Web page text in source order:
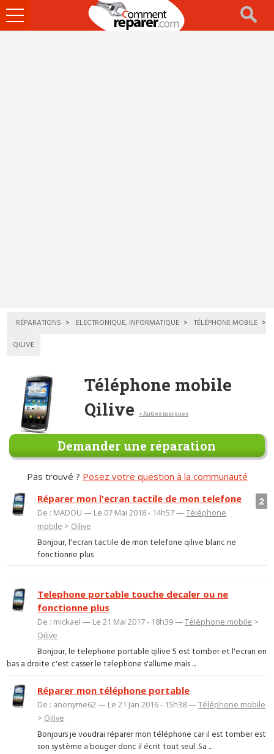
Ouvrir
le
RÉPARATIONS ELECTRONIQUE, INFORMATIQUE
TÉLÉPHONE MOBILE
QILIVE
Téléphone mobile
Qilive
< Autres marques
Demander une réparation
Pas trouvé ? Posez votre question à la communauté
2
Réparer mon l'ecran tactile de mon telefone
De : MADOU — Le 07 Mai 2018 - 14h57 —Téléphone
mobile > Qilive
Bonjour, l'ecran tactile de mon telefone qilive blanc ne
fonctionne plus
Telephone portable touche decaler ou ne
fonctionne plus
De : mickael — Le 21 Mai 2017 - 18h39 —Téléphone mobile >
Qilive
Bonjour, le telephone portable qilive 5 est tomber et l'ecran en
bas a droite c'est casser le telephone s'allume mais ...
Réparer mon téléphone portable
De : anonyme62 — Le 21 Jan 2016 - 15h38 —Téléphone mobile
> Qilive
Bonjours je voudrai réparer mon téléphone car il est tomber est
son système a bouger donc il écrit tout seul .Sa ...